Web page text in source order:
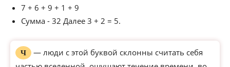
7 + 6 + 9 + 1 + 9
Сумма - 32 Далее 3 + 2 = 5.
Ч
— люди с этой буквой склонны считать себя